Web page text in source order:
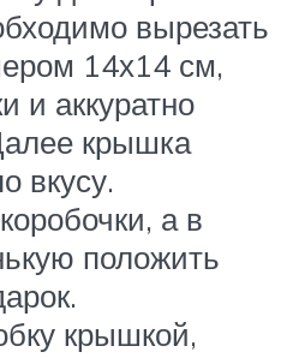
вырезать
14х14 см,
и аккуратно
крышка
вкусу.
а в
положить
крышкой,